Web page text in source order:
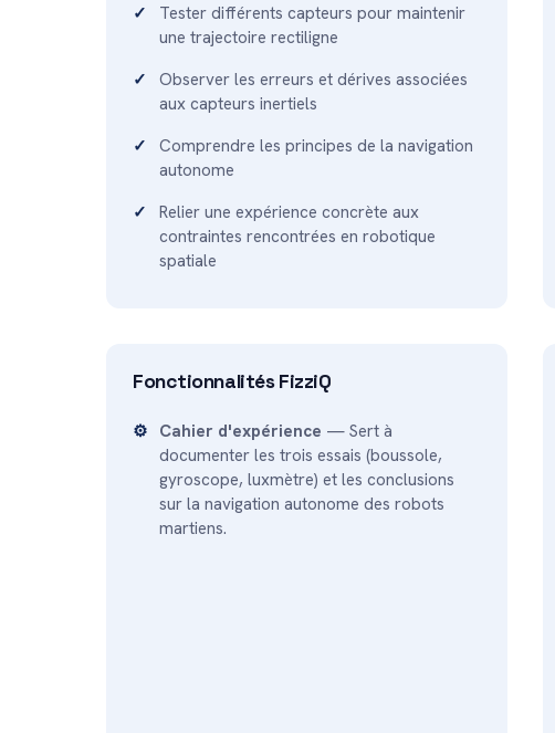
Tester différents capteurs pour maintenir
une trajectoire rectiligne
Observer les erreurs et dérives associées
aux capteurs inertiels
Comprendre les principes de la navigation
autonome
Relier une expérience concrète aux
contraintes rencontrées en robotique
spatiale
Fonctionnalités FizziQ
Cahier d'expérience — Sert à
documenter les trois essais (boussole,
gyroscope, luxmètre) et les conclusions
sur la navigation autonome des robots
martiens.